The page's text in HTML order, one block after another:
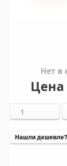
Нет в
Цена
Нашли дешевле?